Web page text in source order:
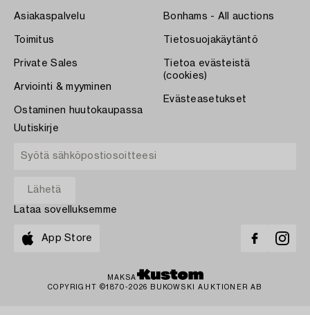
Asiakaspalvelu
Toimitus
Private Sales
Arviointi & myyminen
Ostaminen huutokaupassa
Bonhams - All auctions
Tietosuojakäytäntö
Tietoa evästeistä
(cookies)
Evästeasetukset
Uutiskirje
Lataa sovelluksemme
App Store
MAKSA
COPYRIGHT ©1870-2026 BUKOWSKI AUKTIONER AB